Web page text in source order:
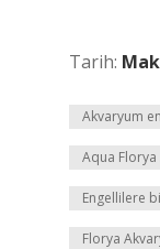
Tarih:
Akvaryum
Aqua
Engellilere
Florya